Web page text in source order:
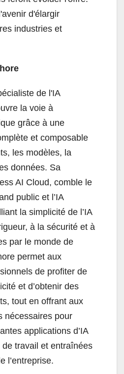
d'élargir
industries et
de l'IA
la voie à
grâce à une
et composable
les modèles, la
données. Sa
AI Cloud, comble le
public et l’IA
la simplicité de l’IA
à la sécurité et à
par le monde de
permet aux
de profiter de
et d’obtenir des
tout en offrant aux
nécessaires pour
applications d’IA
travail et entraînées
l’entreprise.